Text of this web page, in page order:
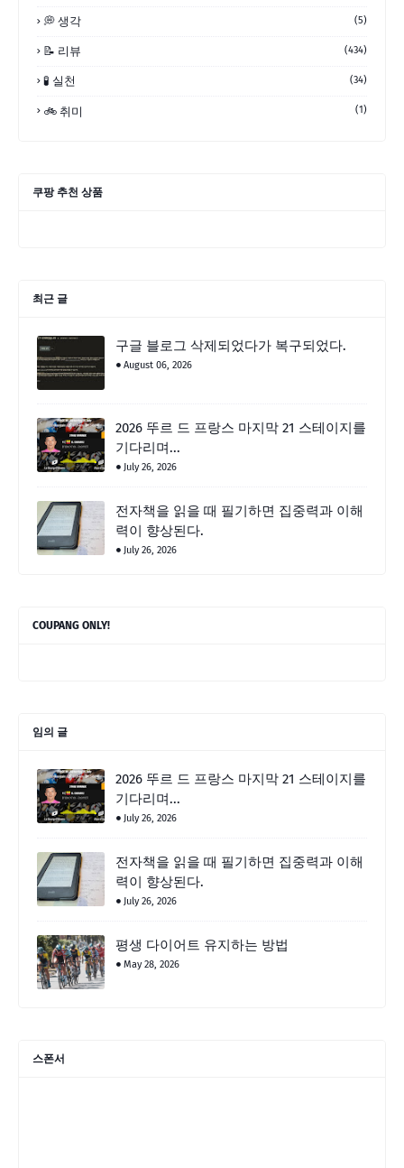
💭 생각 (5)
📝 리뷰 (434)
🧪 실천 (34)
🚲 취미 (1)
쿠팡 추천 상품
최근 글
구글 블로그 삭제되었다가 복구되었다.
August 06, 2026
2026 뚜르 드 프랑스 마지막 21 스테이지를
기다리며...
July 26, 2026
전자책을 읽을 때 필기하면 집중력과 이해
력이 향상된다.
July 26, 2026
COUPANG ONLY!
임의 글
2026 뚜르 드 프랑스 마지막 21 스테이지를
기다리며...
July 26, 2026
전자책을 읽을 때 필기하면 집중력과 이해
력이 향상된다.
July 26, 2026
평생 다이어트 유지하는 방법
May 28, 2026
스폰서